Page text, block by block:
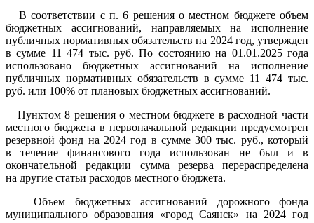
В соответствии с п. 6 решения о местном бюджете объем
бюджетных ассигнований, направляемых на исполнение
публичных нормативных обязательств на 2024 год, утвержден
в сумме 11 474 тыс. руб. По состоянию на 01.01.2025 года
использовано бюджетных ассигнований на исполнение
публичных нормативных обязательств в сумме 11 474 тыс.
руб. или 100% от плановых бюджетных ассигнований.
Пунктом 8 решения о местном бюджете в расходной части
местного бюджета в первоначальной редакции предусмотрен
резервной фонд на 2024 год в сумме 300 тыс. руб., который
в течение финансового года использован не был и в
окончательной редакции сумма резерва перераспределена
на другие статьи расходов местного бюджета.
Объем бюджетных ассигнований дорожного фонда
муниципального образования «город Саянск» на 2024 год